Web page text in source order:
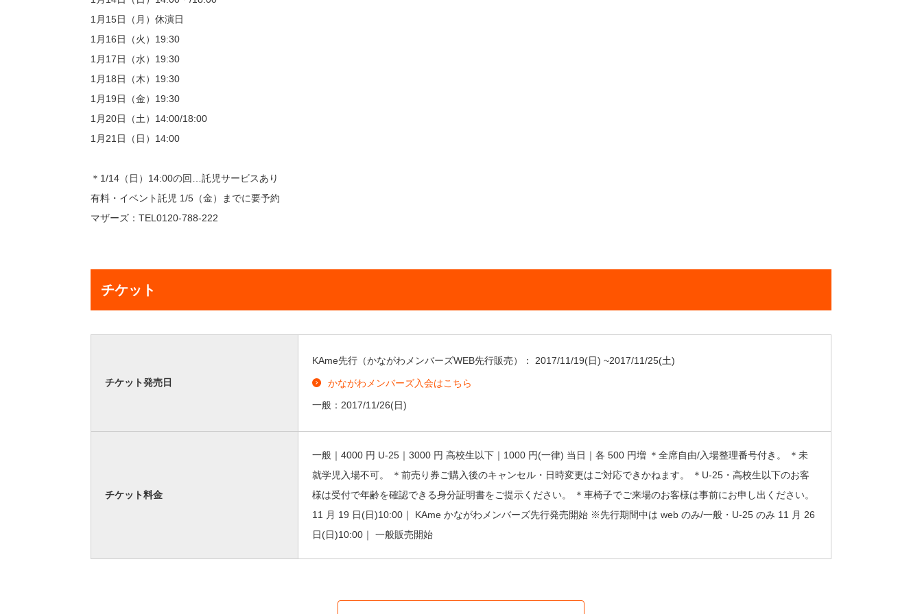
1月15日（月）休演日
1月16日（火）19:30
1月17日（水）19:30
1月18日（木）19:30
1月19日（金）19:30
1月20日（土）14:00/18:00
1月21日（日）14:00
＊1/14（日）14:00の回…託児サービスあり
有料・イベント託児 1/5（金）までに要予約
マザーズ：TEL0120-788-222
チケット
チケット発売日
KAme先行（かながわメンバーズWEB先行販売）： 2017/11/19(日) ~2017/11/25(土)
かながわメンバーズ入会はこちら
一般： 2017/11/26(日)
チケット料金
⼀般｜4000 円 U-25｜3000 円 ⾼校⽣以下｜1000 円(⼀律) 当⽇｜各 500 円増 ＊全席⾃由/⼊場整理番号付き。 ＊未
就学児⼊場不可。 ＊前売り券ご購⼊後のキャンセル・⽇時変更はご対応できかねます。 ＊U-25・⾼校⽣以下のお客
様は受付で年齢を確認できる⾝分証明書をご提⽰ください。 ＊⾞椅⼦でご来場のお客様は事前にお申し出ください。
11 ⽉ 19 ⽇(⽇)10:00｜ KAme かながわメンバーズ先⾏発売開始 ※先⾏期間中は web のみ/⼀般・U-25 のみ 11 ⽉ 26
⽇(⽇)10:00｜ ⼀般販売開始